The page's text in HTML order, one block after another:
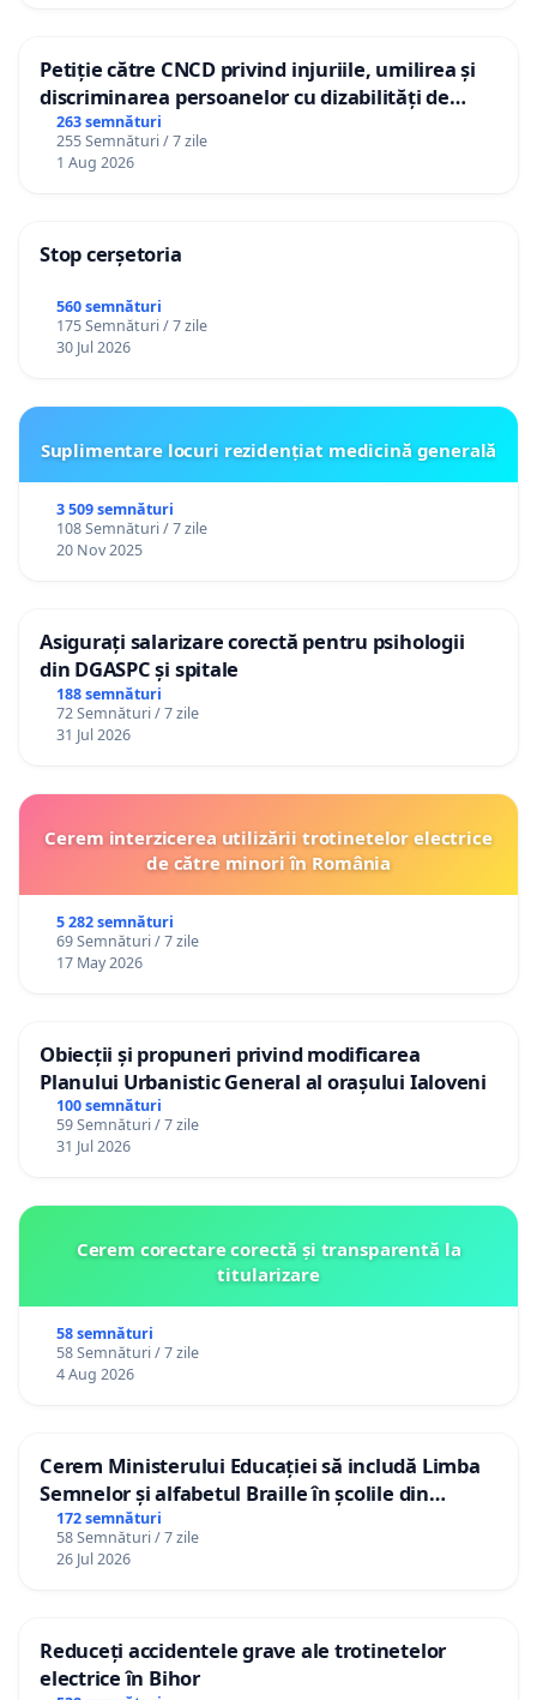
Petiție către CNCD privind injuriile, umilirea și
discriminarea persoanelor cu dizabilități de
către utilizatorul TikTok „Gorici”
263 semnături
255 Semnături / 7 zile
1 Aug 2026
Stop cerșetoria
560 semnături
175 Semnături / 7 zile
30 Jul 2026
Suplimentare locuri rezidențiat medicină generală
3 509 semnături
108 Semnături / 7 zile
20 Nov 2025
Asigurați salarizare corectă pentru psihologii
din DGASPC și spitale
188 semnături
72 Semnături / 7 zile
31 Jul 2026
Cerem interzicerea utilizării trotinetelor electrice
de către minori în România
5 282 semnături
69 Semnături / 7 zile
17 May 2026
Obiecții și propuneri privind modificarea
Planului Urbanistic General al orașului Ialoveni
100 semnături
59 Semnături / 7 zile
31 Jul 2026
Cerem corectare corectă și transparentă la
titularizare
58 semnături
58 Semnături / 7 zile
4 Aug 2026
Cerem Ministerului Educației să includă Limba
Semnelor și alfabetul Braille în școlile din
Republica Moldova!
172 semnături
58 Semnături / 7 zile
26 Jul 2026
Reduceți accidentele grave ale trotinetelor
electrice în Bihor